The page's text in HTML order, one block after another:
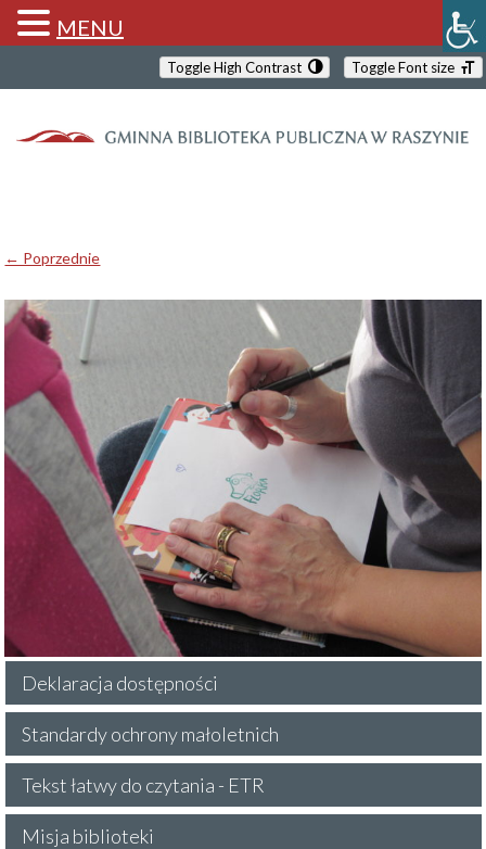
Toggle High Contrast Toggle Font size
← Poprzednie
Deklaracja dostępności
Standardy ochrony małoletnich
Tekst łatwy do czytania - ETR
Misja biblioteki
MENU